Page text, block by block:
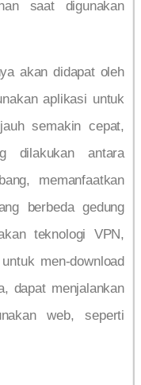
saat digunakan
akan didapat oleh
aplikasi untuk
semakin cepat,
dilakukan antara
memanfaatkan
berbeda gedung
teknologi VPN,
men-download
dapat menjalankan
web, seperti